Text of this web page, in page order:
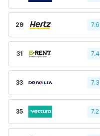
29 7.6
31 7.4
33 7.3
35 7.2